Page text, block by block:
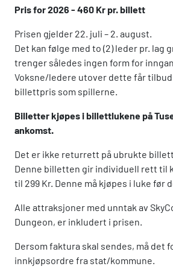
Pris for 2026 - 460 Kr pr. billett
Prisen gjelder 22. juli – 2. august.
Det kan følge med to (2) leder pr. lag
trenger således ingen form for
Voksne/ledere utover dette får tilbud
billettpris som spillerne.
Billetter kjøpes i billettlukene på
ankomst.
Det er ikke returrett på ubrukte
Denne billetten gir individuell rett til
til 299 Kr. Denne må kjøpes i luke før
Alle attraksjoner med unntak av
Dungeon, er inkludert i prisen.
Dersom faktura skal sendes, må det
innkjøpsordre fra stat/kommune.